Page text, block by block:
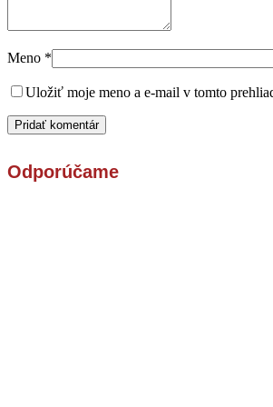
Meno *
Uložiť moje meno a e-mail v tomto
Odporúčame